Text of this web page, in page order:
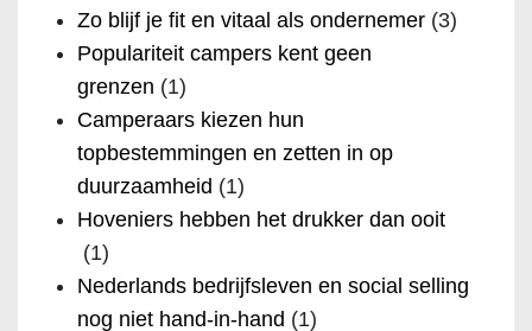
Zo blijf je fit en vitaal als ondernemer (3)
Populariteit campers kent geen
grenzen (1)
Camperaars kiezen hun
topbestemmingen en zetten in op
duurzaamheid (1)
Hoveniers hebben het drukker dan ooit
(1)
Nederlands bedrijfsleven en social selling
nog niet hand-in-hand (1)